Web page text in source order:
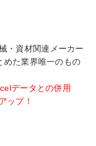
・資材関連メーカー
めた業界唯一のもの
データとの併用
ップ！